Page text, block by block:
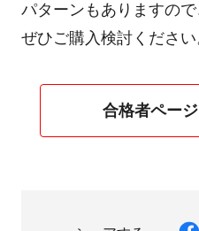
パターンもありますの
ぜひご購入検討ください
合格者ペー